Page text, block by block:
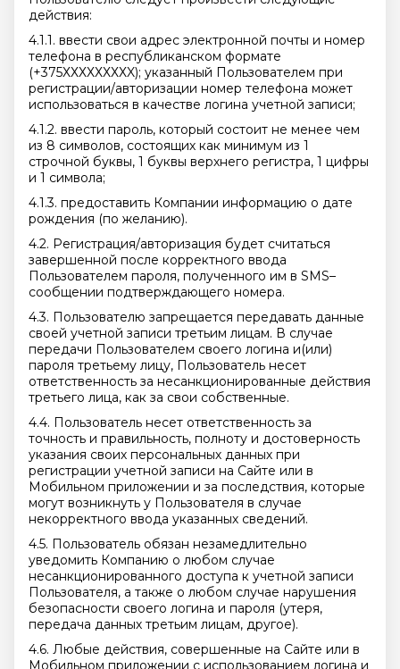
действия:
4.1.1. ввести свои адрес электронной почты и номер
телефона в республиканском формате
(+375ХХХХХХХХX); указанный Пользователем при
регистрации/авторизации номер телефона может
использоваться в качестве логина учетной записи;
4.1.2. ввести пароль, который состоит не менее чем
из 8 символов, состоящих как минимум из 1
строчной буквы, 1 буквы верхнего регистра, 1 цифры
и 1 символа;
4.1.3. предоставить Компании информацию о дате
рождения (по желанию).
4.2. Регистрация/авторизация будет считаться
завершенной после корректного ввода
Пользователем пароля, полученного им в SMS–
сообщении подтверждающего номера.
4.3. Пользователю запрещается передавать данные
своей учетной записи третьим лицам. В случае
передачи Пользователем своего логина и(или)
пароля третьему лицу, Пользователь несет
ответственность за несанкционированные действия
третьего лица, как за свои собственные.
4.4. Пользователь несет ответственность за
точность и правильность, полноту и достоверность
указания своих персональных данных при
регистрации учетной записи на Сайте или в
Мобильном приложении и за последствия, которые
могут возникнуть у Пользователя в случае
некорректного ввода указанных сведений.
4.5. Пользователь обязан незамедлительно
уведомить Компанию о любом случае
несанкционированного доступа к учетной записи
Пользователя, а также о любом случае нарушения
безопасности своего логина и пароля (утеря,
передача данных третьим лицам, другое).
4.6. Любые действия, совершенные на Сайте или в
Мобильном приложении с использованием логина и